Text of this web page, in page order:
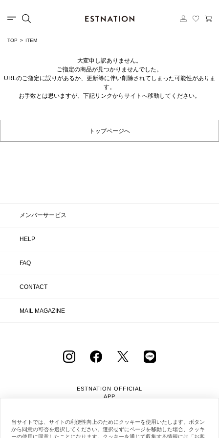
TOP ITEM
大変申し訳ありません。
ご指定の商品が見つかりませんでした。
URLのご指定に誤りがあるか、更新等に伴い削除されてしまった可能性がありま
す。
お手数とは思いますが、下記リンクからサイトへ移動してください。
トップページへ
メンバーサービス
HELP
FAQ
CONTACT
MAIL MAGAZINE
ESTNATION OFFICIAL
APP
当サイトでは、サイトの利便性向上のためにクッキーを使用いたします。ボタン
から同意の可否を選択してください。選択せずにページを移動した場合、クッキ
ーの使用に同意したことになります。クッキーを通じて収集する情報には「お客